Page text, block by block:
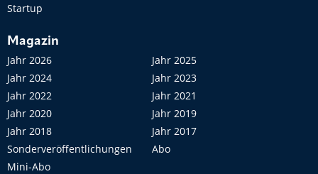
Startup
Magazin
Jahr 2026
Jahr 2025
Jahr 2024
Jahr 2023
Jahr 2022
Jahr 2021
Jahr 2020
Jahr 2019
Jahr 2018
Jahr 2017
Sonderveröffentlichungen
Abo
Mini-Abo